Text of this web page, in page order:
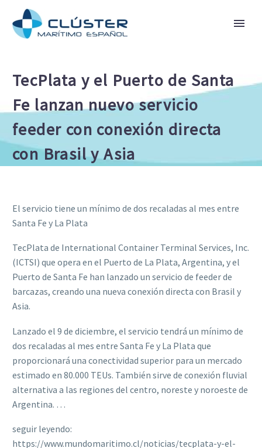
TecPlata y el Puerto de Santa
Fe lanzan nuevo servicio
feeder con conexión directa
con Brasil y Asia
El servicio tiene un mínimo de dos recaladas al mes entre
Santa Fe y La Plata
TecPlata de International Container Terminal Services, Inc.
(ICTSI) que opera en el Puerto de La Plata, Argentina, y el
Puerto de Santa Fe han lanzado un servicio de feeder de
barcazas, creando una nueva conexión directa con Brasil y
Asia.
Lanzado el 9 de diciembre, el servicio tendrá un mínimo de
dos recaladas al mes entre Santa Fe y La Plata que
proporcionará una conectividad superior para un mercado
estimado en 80.000 TEUs. También sirve de conexión fluvial
alternativa a las regiones del centro, noreste y noroeste de
Argentina. …
seguir leyendo:
https://www.mundomaritimo.cl/noticias/tecplata-y-el-